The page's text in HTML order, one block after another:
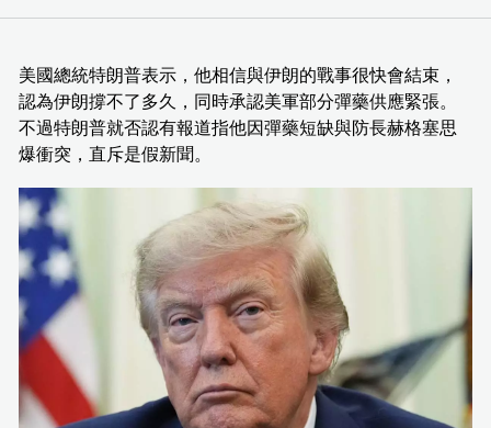
美國總統特朗普表示，他相信與伊朗的戰事很快會結束，
認為伊朗撐不了多久，同時承認美軍部分彈藥供應緊張。
不過特朗普就否認有報道指他因彈藥短缺與防長赫格塞思
爆衝突，直斥是假新聞。